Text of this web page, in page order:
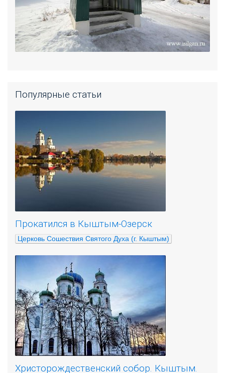
Популярные статьи
Прокатился в Кыштым-Озерск
Церковь Сошествия Святого Духа (г. Кыштым)
Христорождественский собор. Кыштым.